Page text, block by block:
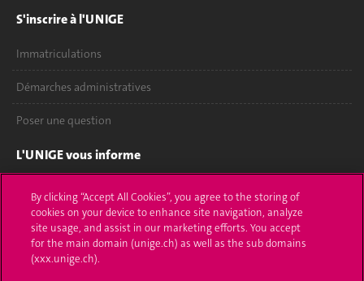
S'inscrire à l'UNIGE
Immatriculations
Démarches administratives
Poser une question
L'UNIGE vous informe
UNIGE Mobile
Médias
Offres d'emploi
By clicking “Accept All Cookies”, you agree to the storing of
cookies on your device to enhance site navigation, analyze
site usage, and assist in our marketing efforts. You accept
for the main domain (unige.ch) as well as the sub domains
(xxx.unige.ch).